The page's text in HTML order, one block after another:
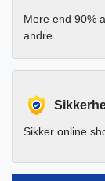
Mere end 90%
andre.
Sikker online